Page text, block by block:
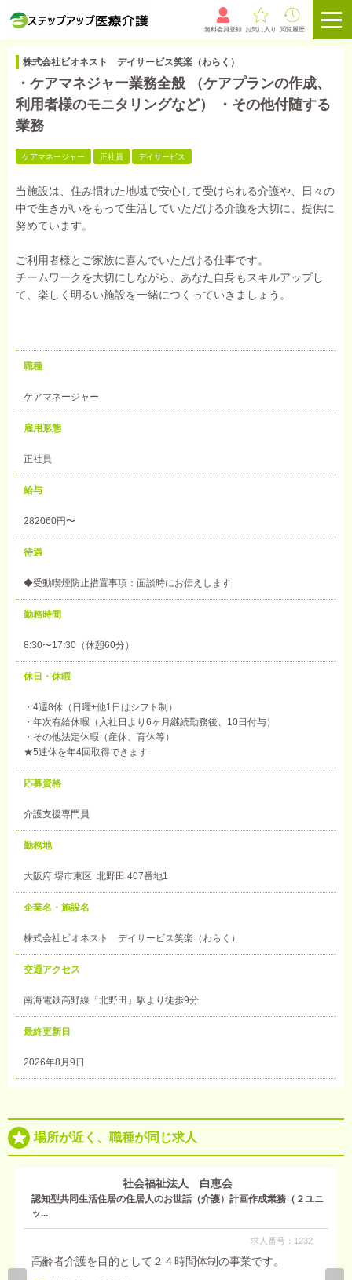
無料会員登録 お気に入り 閲覧履歴
株式会社ビオネスト デイサービス笑楽（わらく）
・ケアマネジャー業務全般 （ケアプランの作成、
利用者様のモニタリングなど） ・その他付随する
業務
ケアマネージャー 正社員 デイサービス
当施設は、住み慣れた地域で安心して受けられる介護や、日々の
中で生きがいをもって生活していただける介護を大切に、提供に
努めています。
ご利用者様とご家族に喜んでいただける仕事です。
チームワークを大切にしながら、あなた自身もスキルアップし
て、楽しく明るい施設を一緒につくっていきましょう。
職種
ケアマネージャー
雇用形態
正社員
給与
282060円〜
待遇
◆受動喫煙防止措置事項：面談時にお伝えします
勤務時間
8:30〜17:30（休憩60分）
休日・休暇
・4週8休（日曜+他1日はシフト制）
・年次有給休暇（入社日より6ヶ月継続勤務後、10日付与）
・その他法定休暇（産休、育休等）
★5連休を年4回取得できます
応募資格
介護支援専門員
勤務地
大阪府 堺市東区 北野田 407番地1
企業名・施設名
株式会社ビオネスト デイサービス笑楽（わらく）
交通アクセス
南海電鉄高野線「北野田」駅より徒歩9分
最終更新日
2026年8月9日
場所が近く、職種が同じ求人
社会福祉法人 白恵会
認知型共同生活住居の住居人のお世話（介護）計画作成業務（２ユニ
ッ...
求人番号：1232
高齢者介護を目的として２４時間体制の事業です。